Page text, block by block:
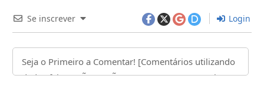
Se inscrever Login